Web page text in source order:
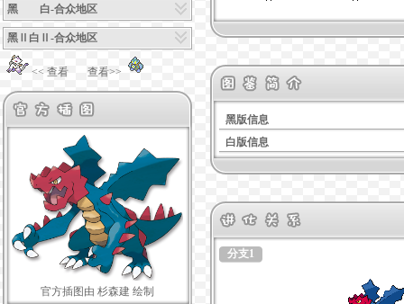
黑 白-合众地区
黑Ⅱ白Ⅱ-合众地区
<< 查看 查看>>
官方插图由 杉森建 绘制
黑版信息
白版信息
分支1